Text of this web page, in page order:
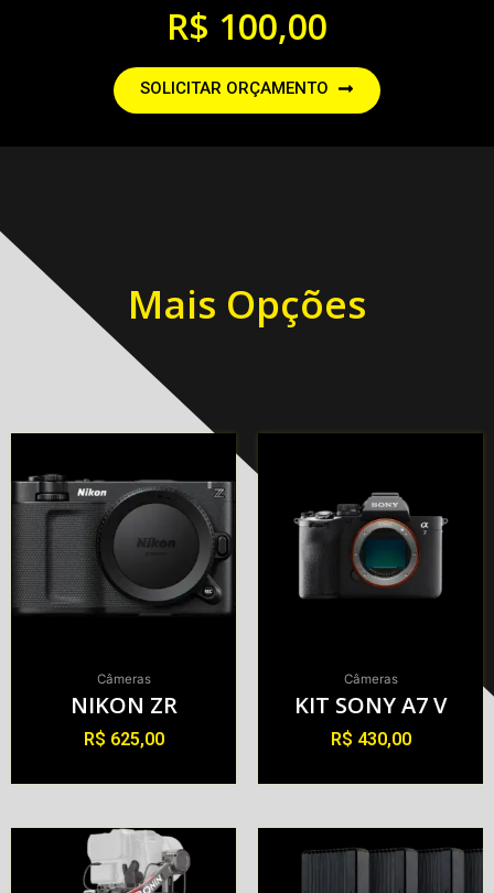
R$ 100,00
SOLICITAR ORÇAMENTO
Mais Opções
Câmeras
NIKON ZR
R$ 625,00
Câmeras
KIT SONY A7 V
R$ 430,00